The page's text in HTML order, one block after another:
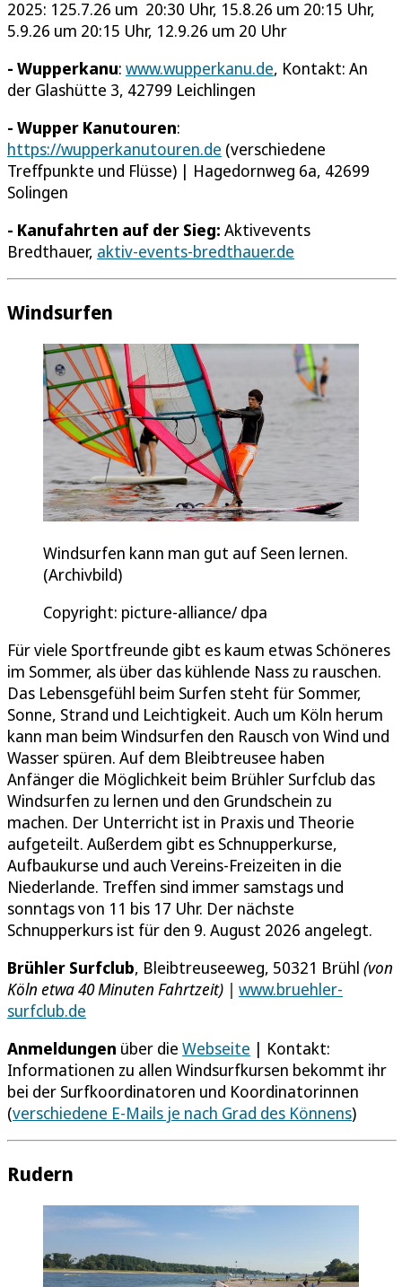
2025: 125.7.26 um 20:30 Uhr, 15.8.26 um 20:15 Uhr,
5.9.26 um 20:15 Uhr, 12.9.26 um 20 Uhr
- Wupperkanu: www.wupperkanu.de, Kontakt: An
der Glashütte 3, 42799 Leichlingen
- Wupper Kanutouren:
https://wupperkanutouren.de (verschiedene
Treffpunkte und Flüsse) | Hagedornweg 6a, 42699
Solingen
- Kanufahrten auf der Sieg: Aktivevents
Bredthauer, aktiv-events-bredthauer.de
Windsurfen
Windsurfen kann man gut auf Seen lernen.
(Archivbild)
Copyright: picture-alliance/ dpa
Für viele Sportfreunde gibt es kaum etwas Schöneres
im Sommer, als über das kühlende Nass zu rauschen.
Das Lebensgefühl beim Surfen steht für Sommer,
Sonne, Strand und Leichtigkeit. Auch um Köln herum
kann man beim Windsurfen den Rausch von Wind und
Wasser spüren. Auf dem Bleibtreusee haben
Anfänger die Möglichkeit beim Brühler Surfclub das
Windsurfen zu lernen und den Grundschein zu
machen. Der Unterricht ist in Praxis und Theorie
aufgeteilt. Außerdem gibt es Schnupperkurse,
Aufbaukurse und auch Vereins-Freizeiten in die
Niederlande. Treffen sind immer samstags und
sonntags von 11 bis 17 Uhr. Der nächste
Schnupperkurs ist für den 9. August 2026 angelegt.
Brühler Surfclub, Bleibtreuseeweg, 50321 Brühl (von
Köln etwa 40 Minuten Fahrtzeit) | www.bruehler-
surfclub.de
Anmeldungen über die Webseite | Kontakt:
Informationen zu allen Windsurfkursen bekommt ihr
bei der Surfkoordinatoren und Koordinatorinnen
(verschiedene E-Mails je nach Grad des Könnens)
Rudern